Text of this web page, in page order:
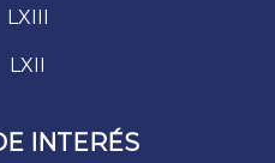
LXIII
LXII
INTERÉS